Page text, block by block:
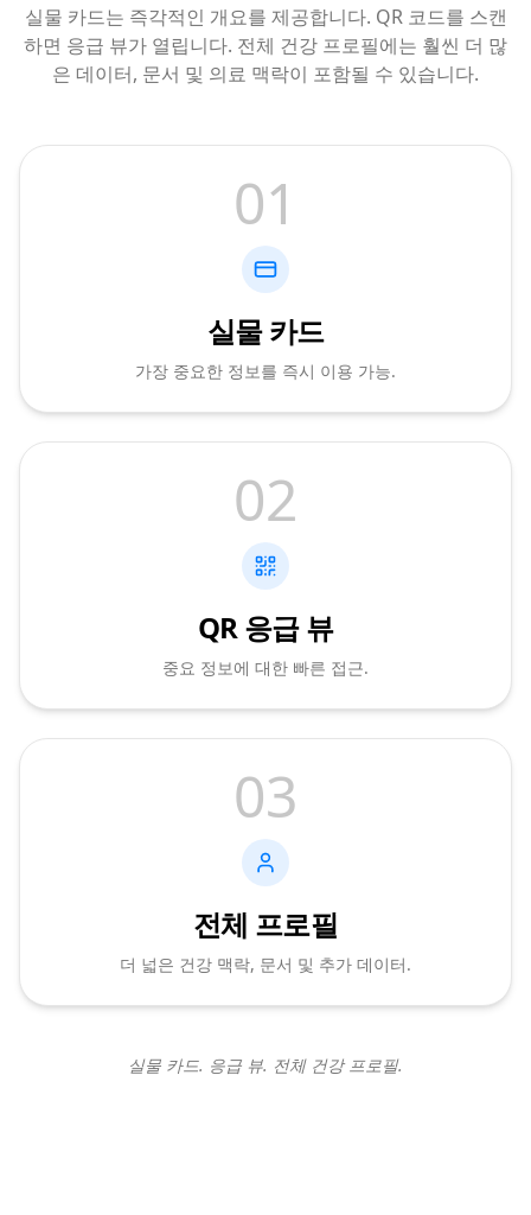
실물 카드는 즉각적인 개요를 제공합니다. QR 코드를 스캔
하면 응급 뷰가 열립니다. 전체 건강 프로필에는 훨씬 더 많
은 데이터, 문서 및 의료 맥락이 포함될 수 있습니다.
01
실물 카드
가장 중요한 정보를 즉시 이용 가능.
02
QR 응급 뷰
중요 정보에 대한 빠른 접근.
03
전체 프로필
더 넓은 건강 맥락, 문서 및 추가 데이터.
실물 카드. 응급 뷰. 전체 건강 프로필.